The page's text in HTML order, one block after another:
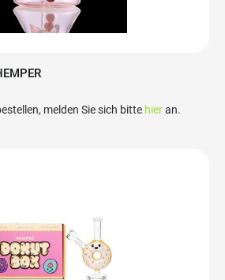
melden Sie sich bitte hieran.